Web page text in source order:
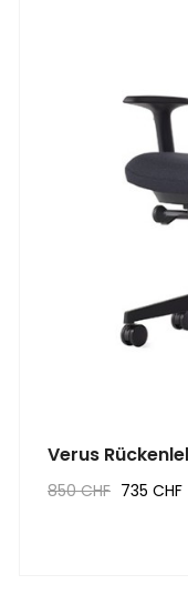
Verus
850 CHF 735 CHF